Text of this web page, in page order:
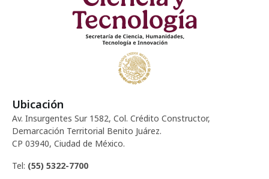
Ubicación
Av. Insurgentes Sur 1582, Col. Crédito Constructor,
Demarcación Territorial Benito Juárez.
CP 03940, Ciudad de México.
Tel: (55) 5322-7700